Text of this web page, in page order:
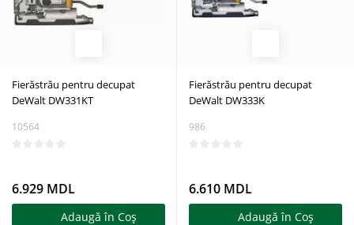
Fierăstrău pentru decupat
DeWalt DW331KT
10564
6.929 MDL
Adaugă în Coş
Fierăstrău pentru decupat
DeWalt DW333K
986
6.610 MDL
Adaugă în Coş